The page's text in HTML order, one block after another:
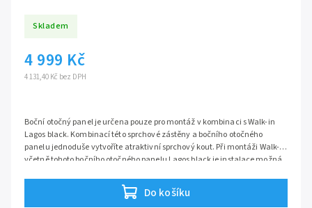
Skladem
4 131,40 Kč bez DPH
4 999 Kč
Do košíku
Boční otočný panel je určena pouze pro montáž v kombinaci s Walk-in
Lagos black. Kombinací této sprchové zástěny a bočního otočného
panelu jednoduše vytvoříte atraktivní sprchový kout. Při montáži Walk-in
včetně tohoto bočního otočného panelu Lagos black je instalace možná
většího montážního rozměru. Boční otočný panel ne lze instalovat jako